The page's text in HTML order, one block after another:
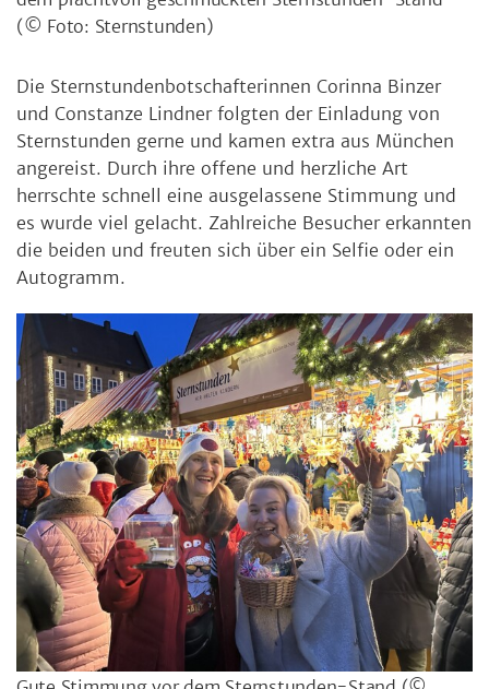
(© Foto: Sternstunden)
Die Sternstundenbotschafterinnen Corinna Binzer
und Constanze Lindner folgten der Einladung von
Sternstunden gerne und kamen extra aus München
angereist. Durch ihre offene und herzliche Art
herrschte schnell eine ausgelassene Stimmung und
es wurde viel gelacht. Zahlreiche Besucher erkannten
die beiden und freuten sich über ein Selfie oder ein
Autogramm.